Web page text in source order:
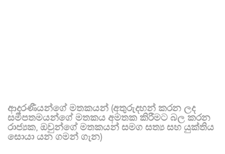
ආදරණීයන්ගේ මතකයන් (අතුරුදහන් කරන ලද
සමීපතමයන්ගේ මතකය අමතක කිරීමට බල කරන
රාජ්‍යක, ඔවුන්ගේ මතකයන් සමග සත්‍ය සහ යුක්තිය
සොයා යන ගමන් ගැන)